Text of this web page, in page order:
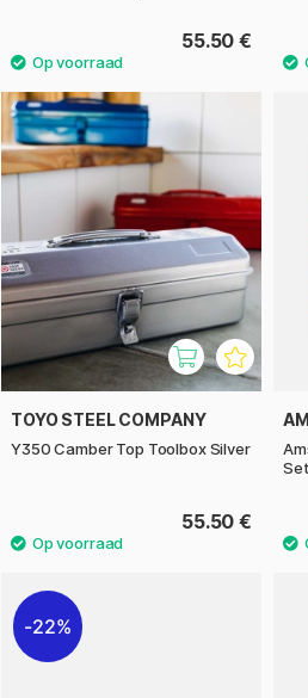
55.50 €
TOYO STEEL COMPANY
Y350 Camber Top Toolbox Silver
55.50 €
22%